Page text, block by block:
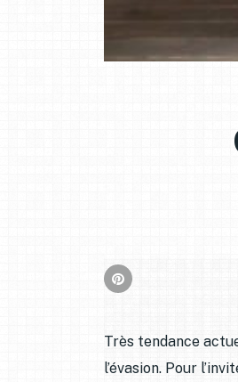
Très tendance
l’évasion. Pour